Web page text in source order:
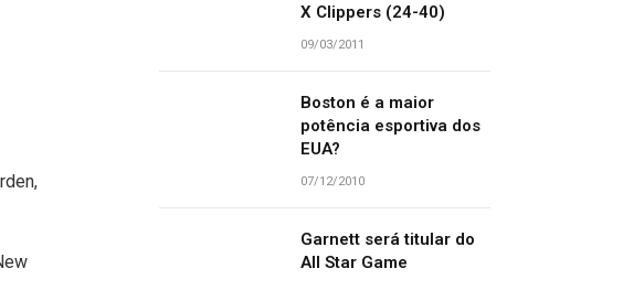
X Clippers (24-40)
09/03/2011
Boston é a maior
potência esportiva dos
EUA?
07/12/2010
Garnett será titular do
All Star Game